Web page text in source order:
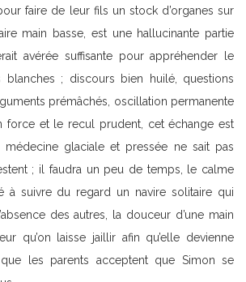
faire de leur fils un stock d’organes sur
main basse, est une hallucinante partie
avérée suffisante pour appréhender le
blanches ; discours bien huilé, questions
prémâchés, oscillation permanente
force et le recul prudent, cet échange est
médecine glaciale et pressée ne sait pas
; il faudra un peu de temps, le calme
à suivre du regard un navire solitaire qui
des autres, la douceur d’une main
qu’on laisse jaillir afin qu’elle devienne
les parents acceptent que Simon se